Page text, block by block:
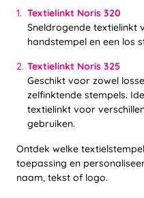
Textielinkt Noris 320
Sneldrogende textielinkt
handstempel en een los
Textielinkt Noris 325
Geschikt voor zowel
zelfinktende stempels.
textielinkt voor
gebruiken.
Ontdek welke
toepassing en
naam, tekst of logo.